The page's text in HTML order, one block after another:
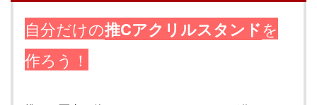
自分だけの推Cアクリルスタンドを
作ろう！